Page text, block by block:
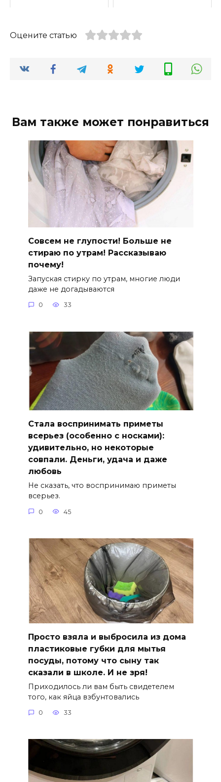
Оцените статью
Вам также может понравиться
Совсем не глупости! Больше не
стираю по утрам! Рассказываю
почему!
Запуская стирку по утрам, многие люди
даже не догадываются
0 33
Стала воспринимать приметы
всерьез (особенно с носками):
удивительно, но некоторые
совпали. Деньги, удача и даже
любовь
Не сказать, что воспринимаю приметы
всерьез.
0 45
Просто взяла и выбросила из дома
пластиковые губки для мытья
посуды, потому что сыну так
сказали в школе. И не зря!
Приходилось ли вам быть свидетелем
того, как яйца взбунтовались
0 33